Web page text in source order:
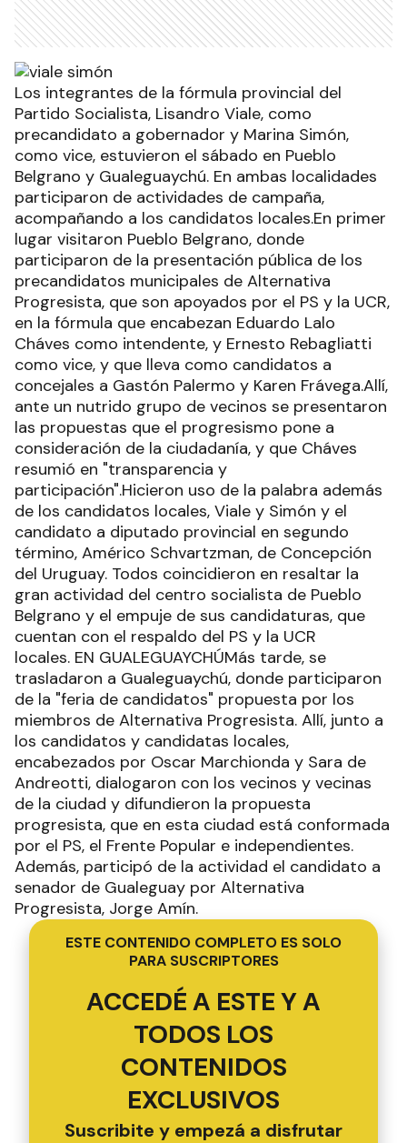
Los integrantes de la fórmula provincial del
Partido Socialista, Lisandro Viale, como
precandidato a gobernador y Marina Simón,
como vice, estuvieron el sábado en Pueblo
Belgrano y Gualeguaychú. En ambas localidades
participaron de actividades de campaña,
acompañando a los candidatos locales.En primer
lugar visitaron Pueblo Belgrano, donde
participaron de la presentación pública de los
precandidatos municipales de Alternativa
Progresista, que son apoyados por el PS y la UCR,
en la fórmula que encabezan Eduardo Lalo
Cháves como intendente, y Ernesto Rebagliatti
como vice, y que lleva como candidatos a
concejales a Gastón Palermo y Karen Frávega.Allí,
ante un nutrido grupo de vecinos se presentaron
las propuestas que el progresismo pone a
consideración de la ciudadanía, y que Cháves
resumió en "transparencia y
participación".Hicieron uso de la palabra además
de los candidatos locales, Viale y Simón y el
candidato a diputado provincial en segundo
término, Américo Schvartzman, de Concepción
del Uruguay. Todos coincidieron en resaltar la
gran actividad del centro socialista de Pueblo
Belgrano y el empuje de sus candidaturas, que
cuentan con el respaldo del PS y la UCR
locales. EN GUALEGUAYCHÚMás tarde, se
trasladaron a Gualeguaychú, donde participaron
de la "feria de candidatos" propuesta por los
miembros de Alternativa Progresista. Allí, junto a
los candidatos y candidatas locales,
encabezados por Oscar Marchionda y Sara de
Andreotti, dialogaron con los vecinos y vecinas
de la ciudad y difundieron la propuesta
progresista, que en esta ciudad está conformada
por el PS, el Frente Popular e independientes.
Además, participó de la actividad el candidato a
senador de Gualeguay por Alternativa
Progresista, Jorge Amín.
ESTE CONTENIDO COMPLETO ES SOLO
PARA SUSCRIPTORES
ACCEDÉ A ESTE Y A
TODOS LOS
CONTENIDOS
EXCLUSIVOS
Suscribite y empezá a disfrutar